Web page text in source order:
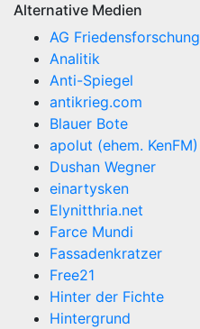
Alternative Medien
AG Friedensforschung
Analitik
Anti-Spiegel
antikrieg.com
Blauer Bote
apolut (ehem. KenFM)
Dushan Wegner
einartysken
Elynitthria.net
Farce Mundi
Fassadenkratzer
Free21
Hinter der Fichte
Hintergrund